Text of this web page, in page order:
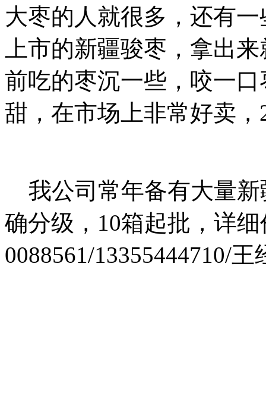
大枣的人就很多，还有
上市的新疆骏枣，拿出
前吃的枣沉一些，咬一
甜，在市场上非常好卖
我公司常年备有大量新
确分级，10箱起批，详
0088561/13355444710/